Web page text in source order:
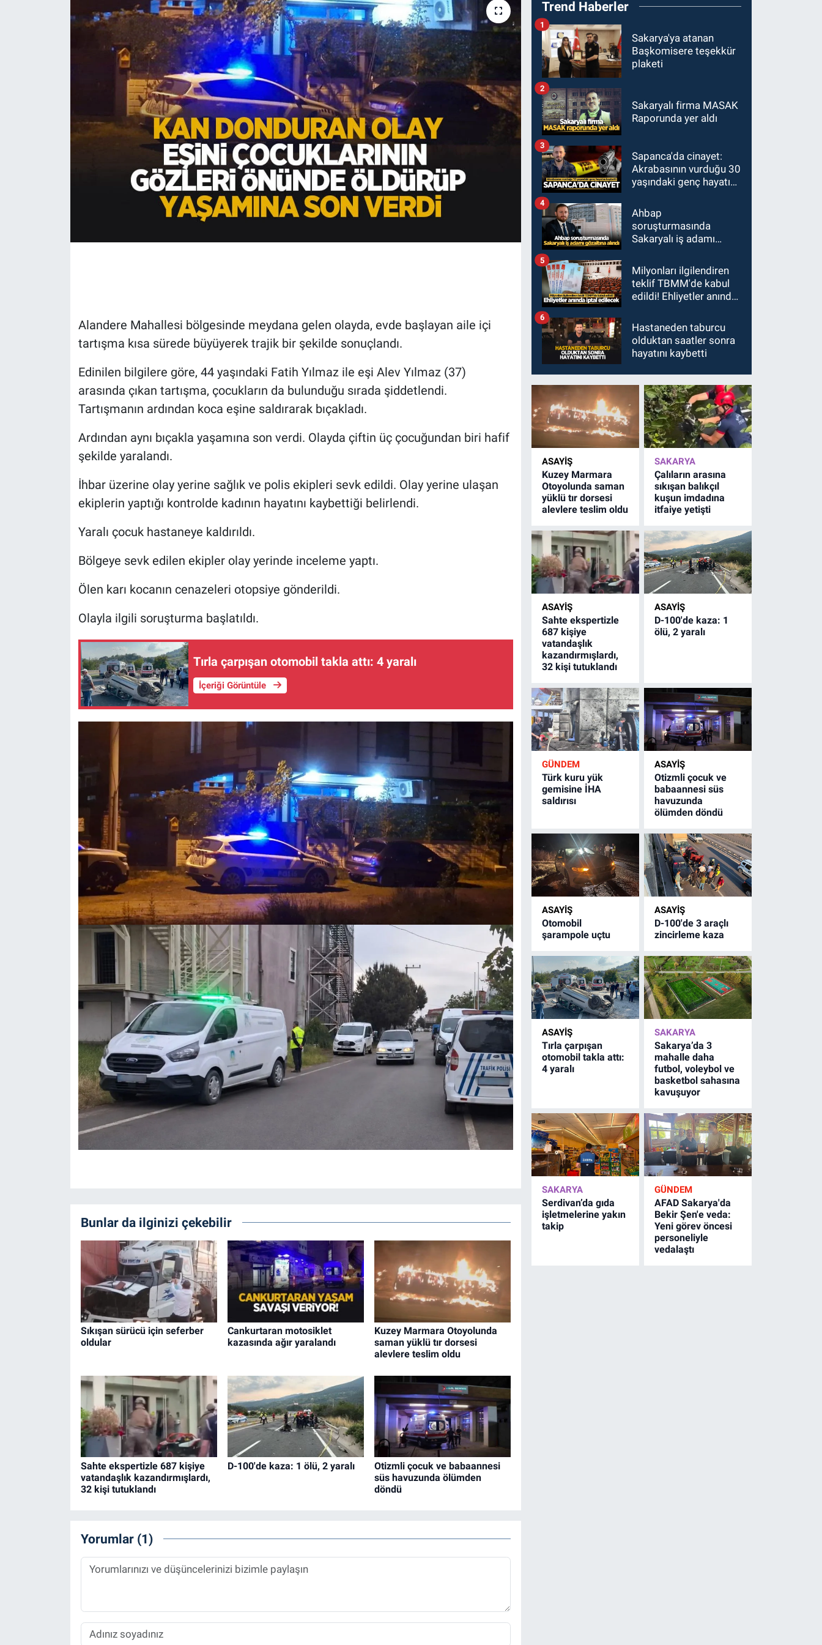
Alandere Mahallesi bölgesinde meydana gelen olayda, evde başlayan aile içi
tartışma kısa sürede büyüyerek trajik bir şekilde sonuçlandı.
Edinilen bilgilere göre, 44 yaşındaki Fatih Yılmaz ile eşi Alev Yılmaz (37)
arasında çıkan tartışma, çocukların da bulunduğu sırada şiddetlendi.
Tartışmanın ardından koca eşine saldırarak bıçakladı.
Ardından aynı bıçakla yaşamına son verdi. Olayda çiftin üç çocuğundan biri hafif
şekilde yaralandı.
İhbar üzerine olay yerine sağlık ve polis ekipleri sevk edildi. Olay yerine ulaşan
ekiplerin yaptığı kontrolde kadının hayatını kaybettiği belirlendi.
Yaralı çocuk hastaneye kaldırıldı.
Bölgeye sevk edilen ekipler olay yerinde inceleme yaptı.
Ölen karı kocanın cenazeleri otopsiye gönderildi.
Olayla ilgili soruşturma başlatıldı.
Tırla çarpışan otomobil takla attı: 4 yaralı
İçeriği Görüntüle
Bunlar da ilginizi çekebilir
Sıkışan sürücü için seferber
oldular
Cankurtaran motosiklet
kazasında ağır yaralandı
Kuzey Marmara Otoyolunda
saman yüklü tır dorsesi
alevlere teslim oldu
Sahte ekspertizle 687 kişiye
vatandaşlık kazandırmışlardı,
32 kişi tutuklandı
D-100'de kaza: 1 ölü, 2 yaralı
Otizmli çocuk ve babaannesi
süs havuzunda ölümden
döndü
Yorumlar (1)
Trend Haberler
Sakarya'ya atanan
Başkomisere teşekkür
plaketi
1
Sakaryalı firma MASAK
Raporunda yer aldı
2
Sapanca'da cinayet:
Akrabasının vurduğu 30
yaşındaki genç hayatını
3
Ahbap
soruşturmasında
Sakaryalı iş adamı
4
Milyonları ilgilendiren
teklif TBMM'de kabul
edildi! Ehliyetler anında
5
Hastaneden taburcu
olduktan saatler sonra
hayatını kaybetti
6
ASAYİŞ
Kuzey Marmara
Otoyolunda saman
yüklü tır dorsesi
alevlere teslim oldu
SAKARYA
Çalıların arasına
sıkışan balıkçıl
kuşun imdadına
itfaiye yetişti
ASAYİŞ
Sahte ekspertizle
687 kişiye
vatandaşlık
kazandırmışlardı,
32 kişi tutuklandı
ASAYİŞ
D-100'de kaza: 1
ölü, 2 yaralı
GÜNDEM
Türk kuru yük
gemisine İHA
saldırısı
ASAYİŞ
Otizmli çocuk ve
babaannesi süs
havuzunda
ölümden döndü
ASAYİŞ
Otomobil
şarampole uçtu
ASAYİŞ
D-100'de 3 araçlı
zincirleme kaza
ASAYİŞ
Tırla çarpışan
otomobil takla attı:
4 yaralı
SAKARYA
Sakarya’da 3
mahalle daha
futbol, voleybol ve
basketbol sahasına
kavuşuyor
SAKARYA
Serdivan’da gıda
işletmelerine yakın
takip
GÜNDEM
AFAD Sakarya'da
Bekir Şen'e veda:
Yeni görev öncesi
personeliyle
vedalaştı
EĞİTİM
HALK54 PANORAMA